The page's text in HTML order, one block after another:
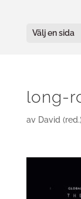
Välj en sida
long-
av David